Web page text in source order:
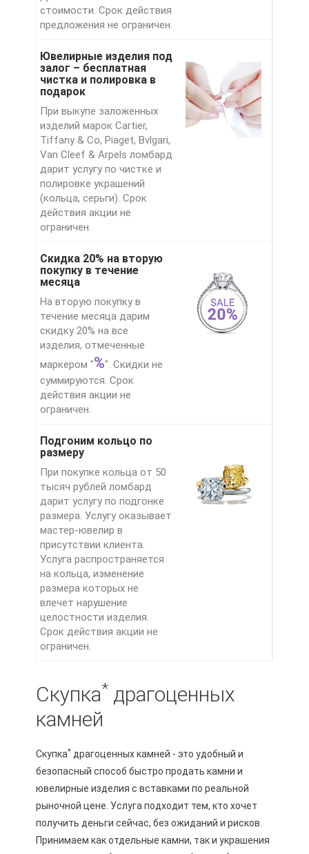
стоимости. Срок действия
предложения не ограничен.
Ювелирные изделия под
залог – бесплатная
чистка и полировка в
подарок
При выкупе заложенных
изделий марок Cartier,
Tiffany & Co, Piaget, Bvlgari,
Van Cleef & Arpels ломбард
дарит услугу по чистке и
полировке украшений
(кольца, серьги). Срок
действия акции не
ограничен.
Скидка 20% на вторую
покупку в течение
месяца
На вторую покупку в
течение месяца дарим
скидку 20% на все
изделия, отмеченные
маркером "%". Скидки не
суммируются. Срок
действия акции не
ограничен.
Подгоним кольцо по
размеру
При покупке кольца от 50
тысяч рублей ломбард
дарит услугу по подгонке
размера. Услугу оказывает
мастер-ювелир в
присутствии клиента.
Услуга распространяется
на кольца, изменение
размера которых не
влечет нарушение
целостности изделия.
Срок действия акции не
ограничен.
Скупка* драгоценных
камней
Скупка*драгоценных камней - это удобный и
безопасный способ быстро продать камни и
ювелирные изделия с вставками по реальной
рыночной цене. Услуга подходит тем, кто хочет
получить деньги сейчас, без ожиданий и рисков.
Принимаем как отдельные камни, так и украшения